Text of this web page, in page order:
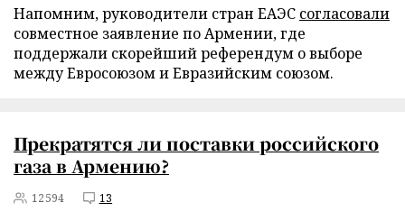
Напомним, руководители стран ЕАЭС согласовали
совместное заявление по Армении, где
поддержали скорейший референдум о выборе
между Евросоюзом и Евразийским союзом.
Прекратятся ли поставки российского
газа в Армению?
12594 13